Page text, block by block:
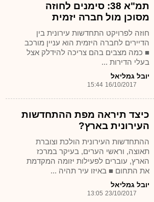
תמ"א 38: סימנים לחוזה
מסוכן מול חברה יזמית
חוזה לפרויקט התחדשות עירונית בין
הדיירים לחברה היזמית הוא עניין מורכב
■ כמה מצבים בהם צריכה להידלק אצל
בעלי הדירות ...
יובל גמליאל
16/10/2017
15:44
כיצד תיראה מפת ההתחדשות
העירונית בארץ?
ההתחדשות העירונית הולכת וצוברת
תאוצה, וראשי הערים, בעיקר במרכז
הארץ, עוברים לפעילות יזומה המקדמת
את התחום ■ באיזו עיר תהיה ...
יובל גמליאל
23/10/2017
13:05